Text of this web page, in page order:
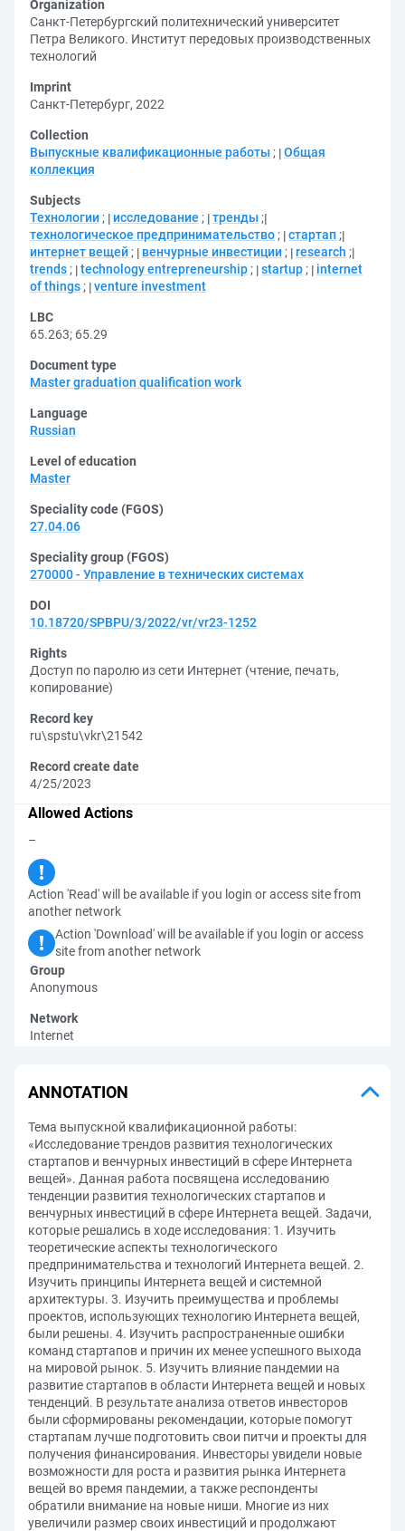
Organization
Санкт-Петербургский политехнический университет
Петра Великого. Институт передовых производственных
технологий
Imprint
Санкт-Петербург, 2022
Collection
Выпускные квалификационные работы ; Общая
коллекция
Subjects
Технологии ; исследование ; тренды ;
технологическое предпринимательство ; стартап ;
интернет вещей ; венчурные инвестиции ; research ;
trends ; technology entrepreneurship ; startup ;
internet
of things ; venture investment
LBC
65.263; 65.29
Document type
Master graduation qualification work
Language
Russian
Level of education
Master
Speciality code (FGOS)
27.04.06
Speciality group (FGOS)
270000 - Управление в технических системах
DOI
10.18720/SPBPU/3/2022/vr/vr23-1252
Rights
Доступ по паролю из сети Интернет (чтение, печать,
копирование)
Record key
ru\spstu\vkr\21542
Record create date
4/25/2023
Allowed Actions
–
Action 'Read' will be available if you login or access site from
another network
Action 'Download' will be available if you login or access
site from another network
Group
Anonymous
Network
Internet
ANNOTATION
Тема выпускной квалификационной работы:
«Исследование трендов развития технологических
стартапов и венчурных инвестиций в сфере Интернета
вещей». Данная работа посвящена исследованию
тенденции развития технологических стартапов и
венчурных инвестиций в сфере Интернета вещей. Задачи,
которые решались в ходе исследования: 1. Изучить
теоретические аспекты технологического
предпринимательства и технологий Интернета вещей. 2.
Изучить принципы Интернета вещей и системной
архитектуры. 3. Изучить преимущества и проблемы
проектов, использующих технологию Интернета вещей,
были решены. 4. Изучить распространенные ошибки
команд стартапов и причин их менее успешного выхода
на мировой рынок. 5. Изучить влияние пандемии на
развитие стартапов в области Интернета вещей и новых
тенденций. В результате анализа ответов инвесторов
были сформированы рекомендации, которые помогут
стартапам лучше подготовить свои питчи и проекты для
получения финансирования. Инвесторы увидели новые
возможности для роста и развития рынка Интернета
вещей во время пандемии, а также респонденты
обратили внимание на новые ниши. Многие из них
увеличили размер своих инвестиций и продолжают